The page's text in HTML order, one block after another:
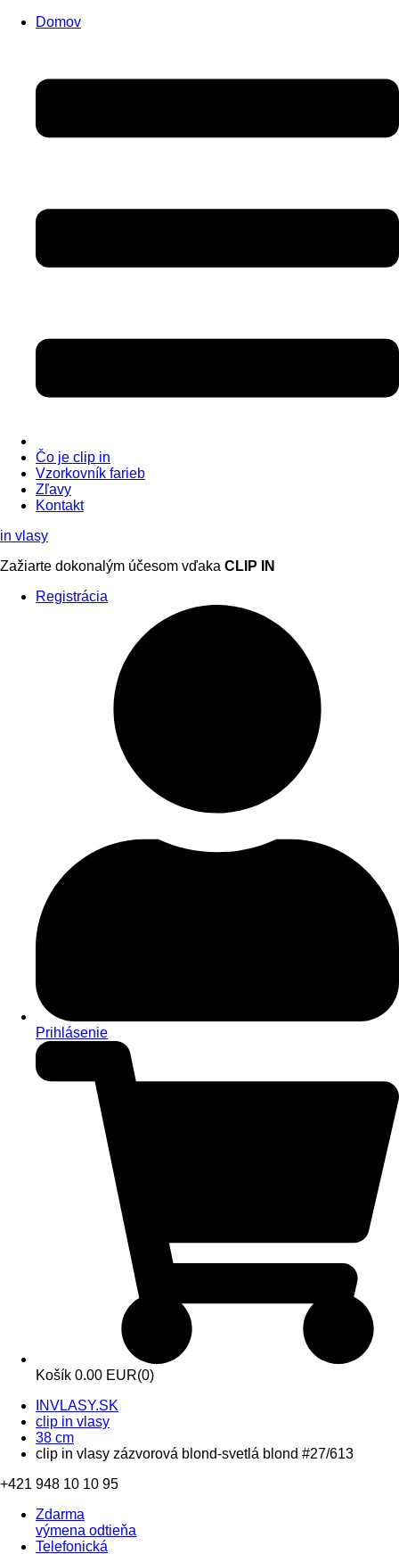
Domov
Čo je clip in
Vzorkovník farieb
Zľavy
Kontakt
in vlasy
Zažiarte dokonalým účesom vďaka CLIP IN
Registrácia
Prihlásenie
Košík 0.00 EUR(0)
INVLASY.SK
clip in vlasy
38 cm
clip in vlasy zázvorová blond-svetlá blond #27/613
+421 948 10 10 95
Zdarma
výmena odtieňa
Telefonická